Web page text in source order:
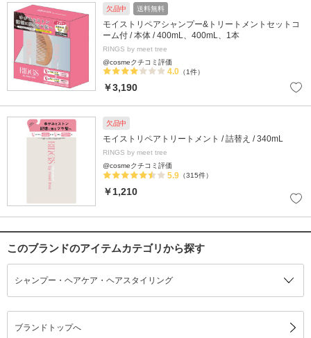
欠品中 送料無料
モイストリペアシャンプー&トリートメントセットコ
ーム付 / 本体 / 400mL、400mL、1本
RINGS by meet tree
@cosmeクチコミ評価
4.0 （1件）
￥3,190
欠品中
モイストリペアトリートメント / 詰替え / 340mL
RINGS by meet tree
@cosmeクチコミ評価
5.9 （315件）
￥1,210
このブランドのアイテムカテゴリから探す
シャンプー・ヘアケア・ヘアスタイリング
ブランドトップへ